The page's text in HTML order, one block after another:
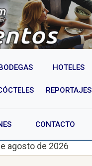
HOTELES
REPORTAJES
CONTACTO
agosto de 2026